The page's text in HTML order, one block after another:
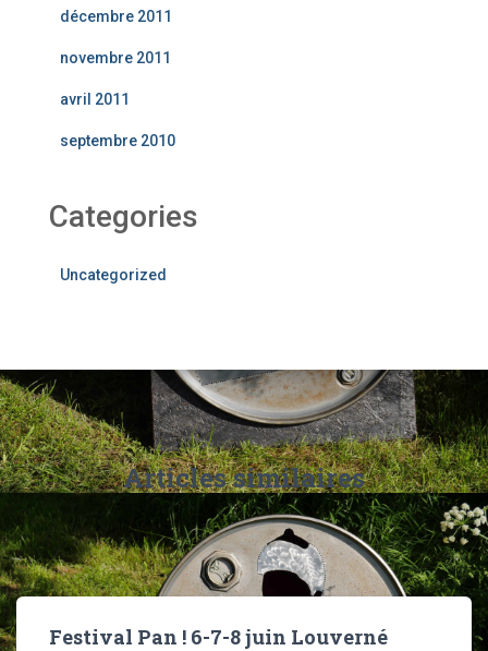
décembre 2011
novembre 2011
avril 2011
septembre 2010
Categories
Uncategorized
Articles similaires
Festival Pan ! 6-7-8 juin Louverné